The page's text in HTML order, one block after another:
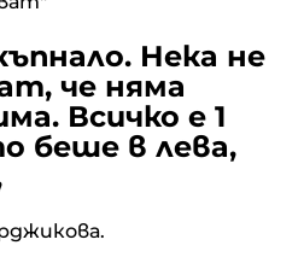
Нека не
че няма
Всичко е 1
беше в лева,